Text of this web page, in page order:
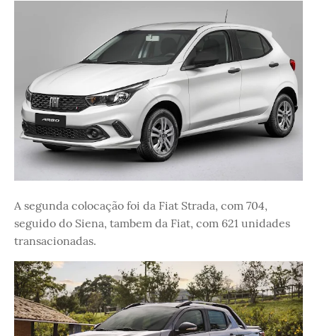
A segunda colocação foi da Fiat Strada, com 704,
seguido do Siena, tambem da Fiat, com 621 unidades
transacionadas.